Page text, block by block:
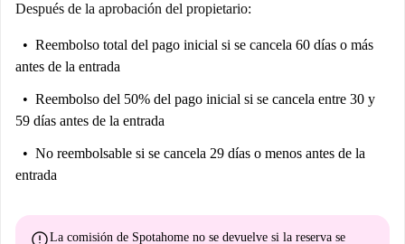
Después de la aprobación del propietario:
Reembolso total del pago inicial si se cancela 60 días o más
antes de la entrada
Reembolso del 50% del pago inicial si se cancela entre 30 y
59 días antes de la entrada
No reembolsable si se cancela 29 días o menos antes de la
entrada
La comisión de Spotahome no se devuelve si la reserva se